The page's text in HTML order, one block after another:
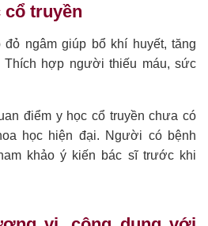
cổ truyền
ngâm giúp bổ khí huyết, tăng
Thích hợp người thiếu máu, sức
điểm y học cổ truyền chưa có
học hiện đại. Người có bệnh
khảo ý kiến bác sĩ trước khi